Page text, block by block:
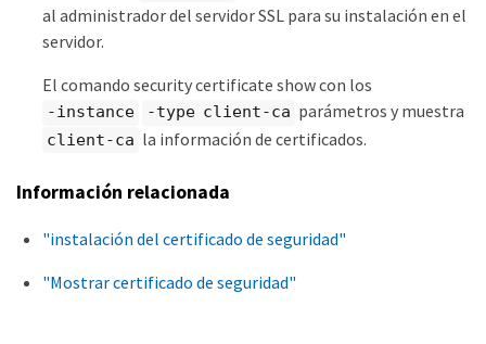
al administrador del servidor SSL para su instalación en el
servidor.
El comando security certificate show con los
-instance -type client-ca parámetros y muestra
client-ca la información de certificados.
Información relacionada
"instalación del certificado de seguridad"
"Mostrar certificado de seguridad"